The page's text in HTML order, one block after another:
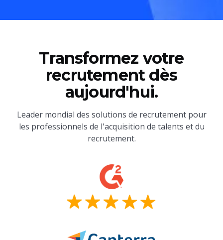
Transformez votre
recrutement dès
aujourd'hui.
Leader mondial des solutions de recrutement pour
les professionnels de l'acquisition de talents et du
recrutement.